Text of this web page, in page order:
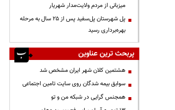
میزبانی از مردم ولایت‌مدار شهریار
پل شهرستان پل‌سفید پس از ۲۵ سال به مرحله
بهره‌برداری رسید
پربحث ترین عناوین
هشتمین کلان شهر ایران مشخص شد
سوابق بیمه شدگان روی سایت تامین اجتماعی
همجنس گرایی در شبکه من و تو